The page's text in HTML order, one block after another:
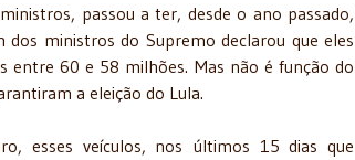
passou a ter, desde o ano passado,
ministros do Supremo declarou que eles
entre 60 e 58 milhões. Mas não é função do
a eleição do Lula.
esses veículos, nos últimos 15 dias que